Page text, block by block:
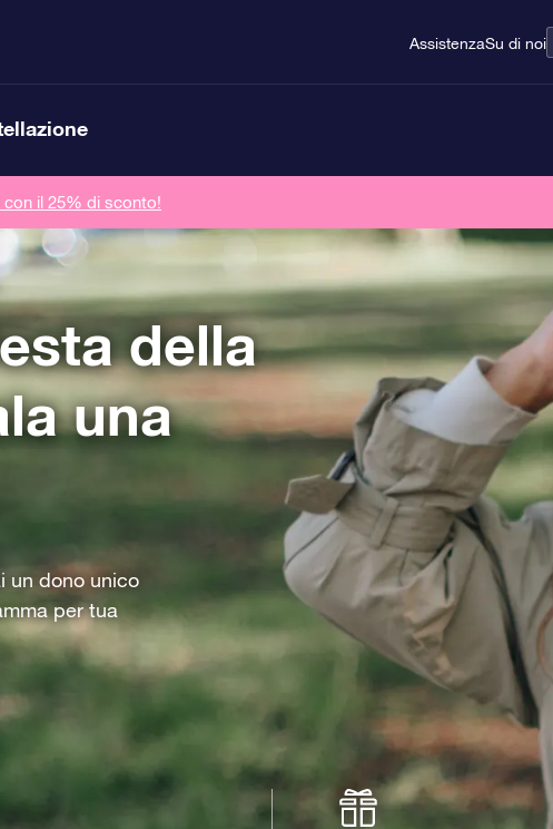
AssistenzaSu di noi
con il 25% di sconto!
della
una
un dono unico
per tua